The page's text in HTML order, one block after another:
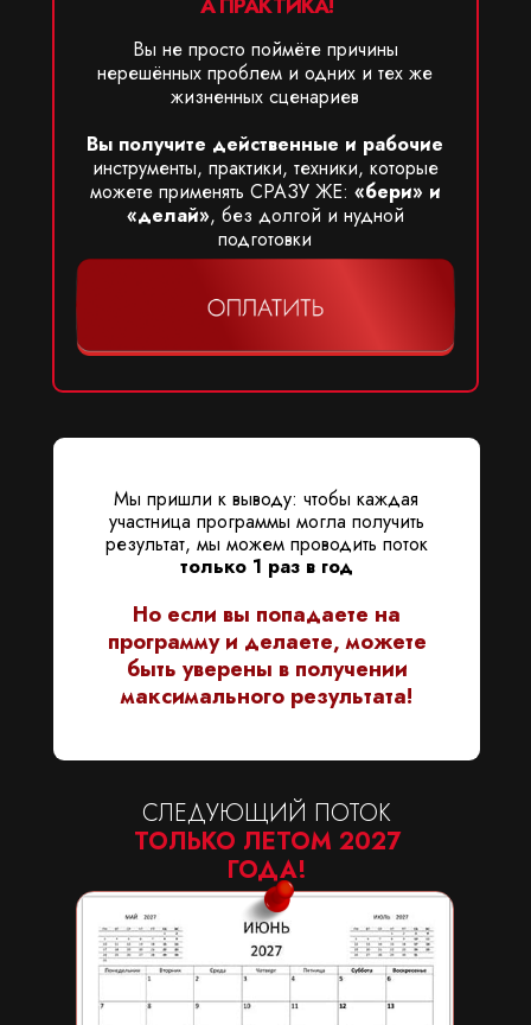
Но если вы попадаете на
программу и делаете, можете
быть уверены в получении
максимального результата!
Мы пришли к выводу: чтобы каждая
участница программы могла получить
результат, мы можем проводить поток
только 1 раз в год
СЛЕДУЮЩИЙ ПОТОК
ТОЛЬКО ЛЕТОМ 2027
ГОДА!
Вы не просто поймёте причины
нерешённых проблем и одних и тех же
жизненных сценариев
Вы получите действенные и рабочие
инструменты, практики, техники, которые
можете применять СРАЗУ ЖЕ: «бери» и
«делай», без долгой и нудной
подготовки